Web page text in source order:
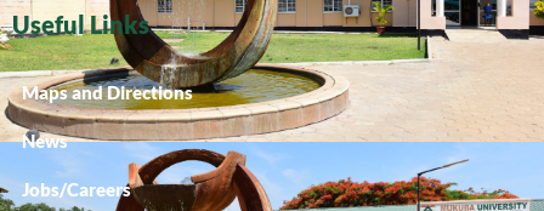
Useful Links
Maps and Directions
News
Jobs/Careers